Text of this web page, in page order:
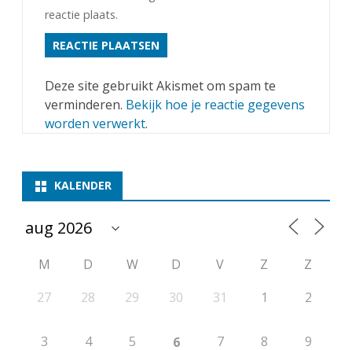
reactie plaats.
Deze site gebruikt Akismet om spam te
verminderen. Bekijk hoe je reactie gegevens
worden verwerkt.
KALENDER
M D W D V Z
Z
27
28 29 30 31 1 2
3 4 5 6 7 8 9